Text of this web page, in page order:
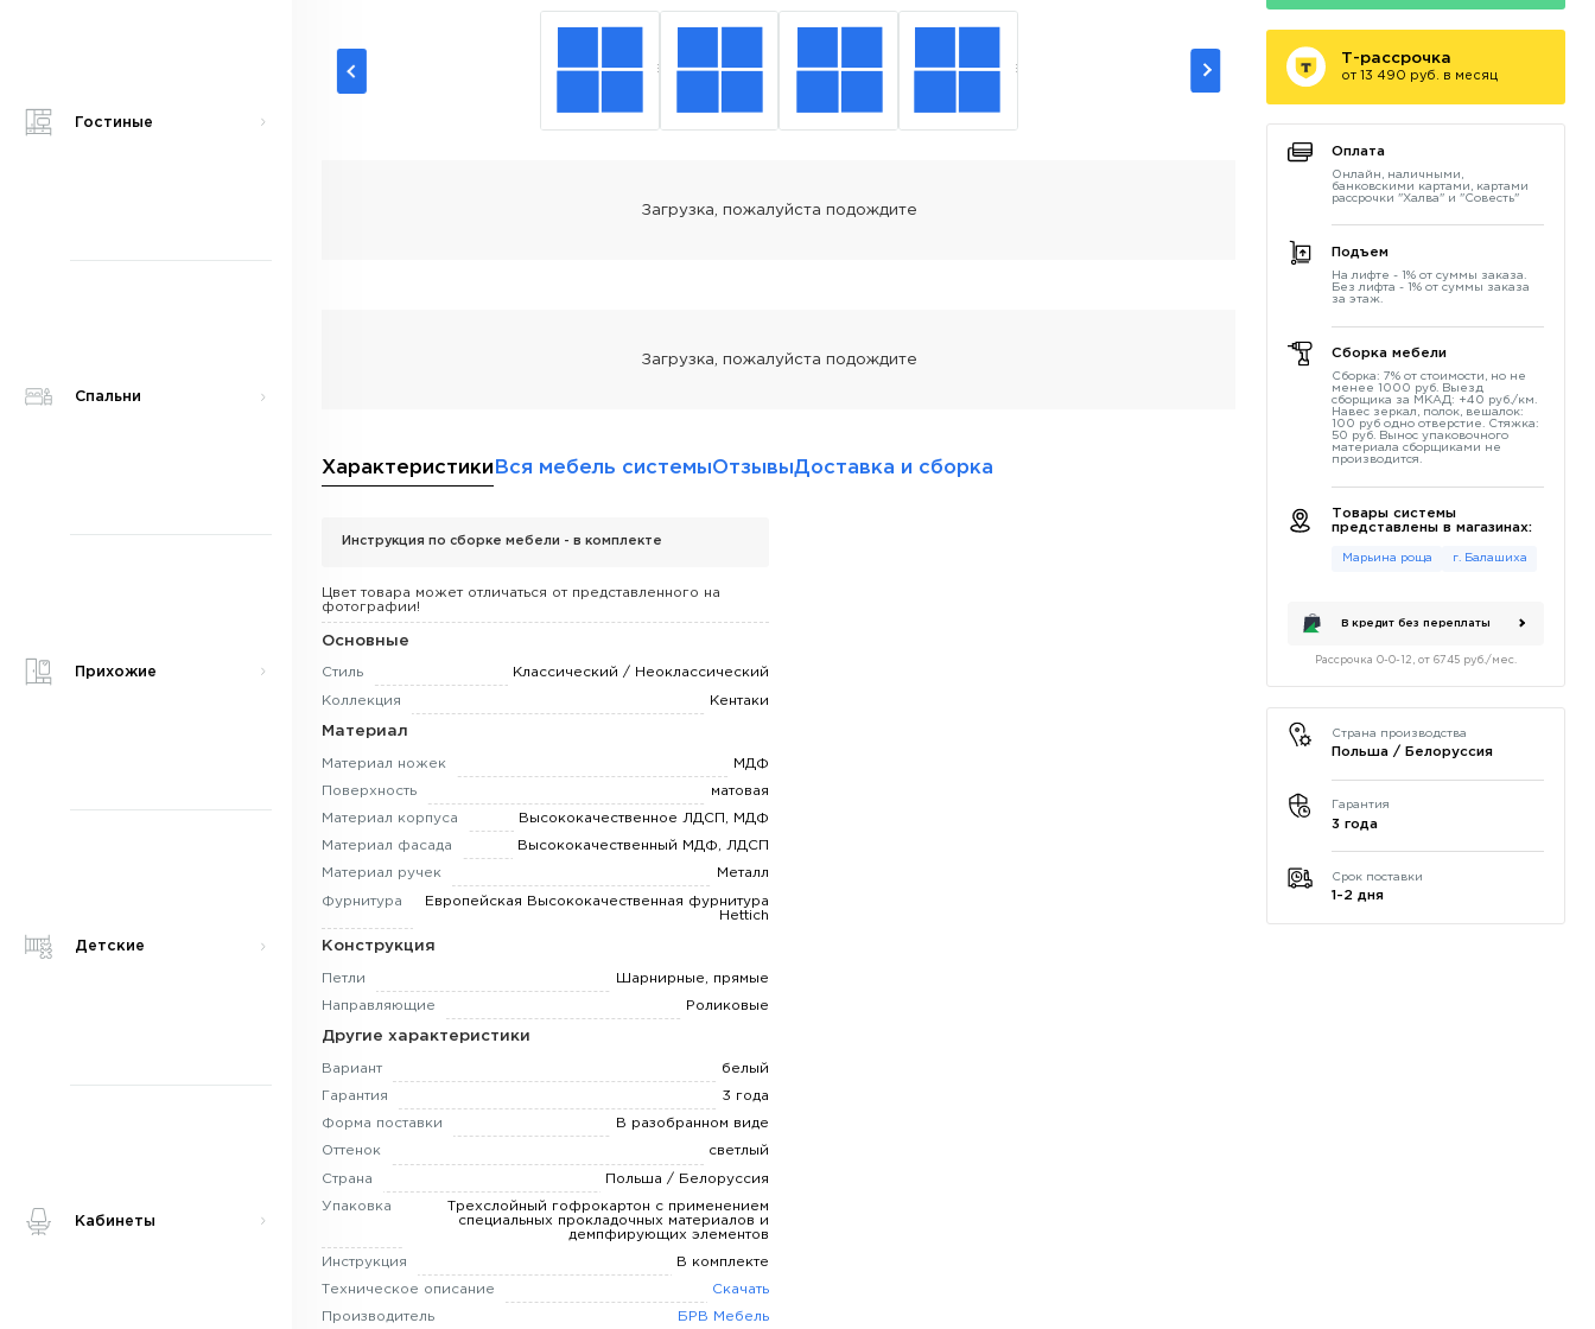
Гостиные
Спальни
Прихожие
Детские
Кабинеты
Характеристики Вся мебель системыОтзывыДоставка и сборка
Инструкция по сборке мебели - в комплекте
Цвет товара может отличаться от представленного на
фотографии!
Основные
Стиль Классический / Неоклассический
Коллекция Кентаки
Материал
Материал ножек МДФ
Поверхность матовая
Материал корпуса Высококачественное ЛДСП, МДФ
Материал фасада Высококачественный МДФ, ЛДСП
Материал ручек Металл
Фурнитура
Европейская Высококачественная фурнитура
Hettich
Конструкция
Петли Шарнирные, прямые
Направляющие Роликовые
Другие характеристики
Вариант белый
Гарантия 3 года
Форма поставки В разобранном виде
Оттенок светлый
Страна Польша / Белоруссия
Упаковка
Трехслойный гофрокартон с применением
специальных прокладочных материалов и
демпфирующих элементов
Инструкция В комплекте
Техническое описание Скачать
Производитель БРВ Мебель
Т-рассрочка
от 13 490 руб. в месяц
Оплата
Онлайн, наличными,
банковскими картами, картами
рассрочки "Халва" и "Совесть"
Подъем
На лифте - 1% от суммы заказа.
Без лифта - 1% от суммы заказа
за этаж.
Сборка мебели
Сборка: 7% от стоимости, но не
менее 1000 руб. Выезд
сборщика за МКАД: +40 руб./км.
Навес зеркал, полок, вешалок:
100 руб одно отверстие. Стяжка:
50 руб. Вынос упаковочного
материала сборщиками не
производится.
Товары системы
представлены в магазинах:
Марьина роща г. Балашиха
В кредит без переплаты
Рассрочка 0-0-12, от 6745 руб./мес.
Страна производства
Польша / Белоруссия
Гарантия
3 года
Срок поставки
1-2 дня